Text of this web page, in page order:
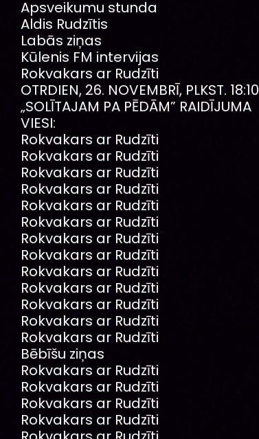
Apsveikumu stunda
Aldis Rudzītis
Labās ziņas
Kūlenis FM intervijas
Rokvakars ar Rudzīti
OTRDIEN, 26. NOVEMBRĪ, PLKST. 18:10
„SOLĪTAJAM PA PĒDĀM” RAIDĪJUMA
VIESI:
Rokvakars ar Rudzīti
Rokvakars ar Rudzīti
Rokvakars ar Rudzīti
Rokvakars ar Rudzīti
Rokvakars ar Rudzīti
Rokvakars ar Rudzīti
Rokvakars ar Rudzīti
Rokvakars ar Rudzīti
Rokvakars ar Rudzīti
Rokvakars ar Rudzīti
Rokvakars ar Rudzīti
Rokvakars ar Rudzīti
Rokvakars ar Rudzīti
Bēbīšu ziņas
Rokvakars ar Rudzīti
Rokvakars ar Rudzīti
Rokvakars ar Rudzīti
Rokvakars ar Rudzīti